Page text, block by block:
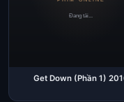
Get Down (Phần 1)